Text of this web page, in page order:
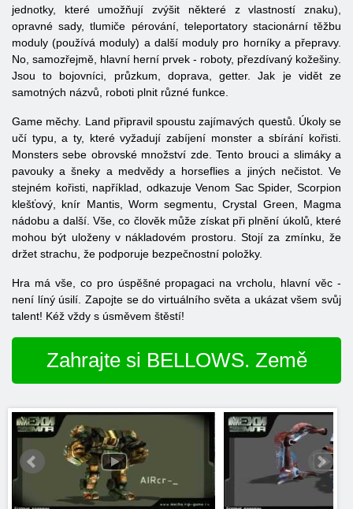
jednotky, které umožňují zvýšit některé z vlastností znaku),
opravné sady, tlumiče pérování, teleportatory stacionární těžbu
moduly (používá moduly) a další moduly pro horníky a přepravy.
No, samozřejmě, hlavní herní prvek - roboty, přezdívaný kožešiny.
Jsou to bojovníci, průzkum, doprava, getter. Jak je vidět ze
samotných názvů, roboti plnit různé funkce.
Game měchy. Land připravil spoustu zajímavých questů. Úkoly se
učí typu, a ty, které vyžadují zabíjení monster a sbírání kořisti.
Monsters sebe obrovské množství zde. Tento broucia slimáky a
pavouky a šneky a medvědy a horseflies a jiných nečistot. Ve
stejném kořisti, například, odkazuje Venom Sac Spider, Scorpion
klešťový, knír Mantis, Worm segmentu, Crystal Green, Magma
nádobu a další. Vše, co člověk může získat při plnění úkolů, které
mohou být uloženy v nákladovém prostoru. Stojí za zmínku, že
držet strachu, že podporuje bezpečnostní položky.
Hra má vše, co pro úspěšné propagaci na vrcholu, hlavní věc -
není líný úsilí. Zapojte se do virtuálního světa a ukázat všem svůj
talent! Kéž vždy s úsměvem štěstí!
Zahrajte si BELLOWS. Země